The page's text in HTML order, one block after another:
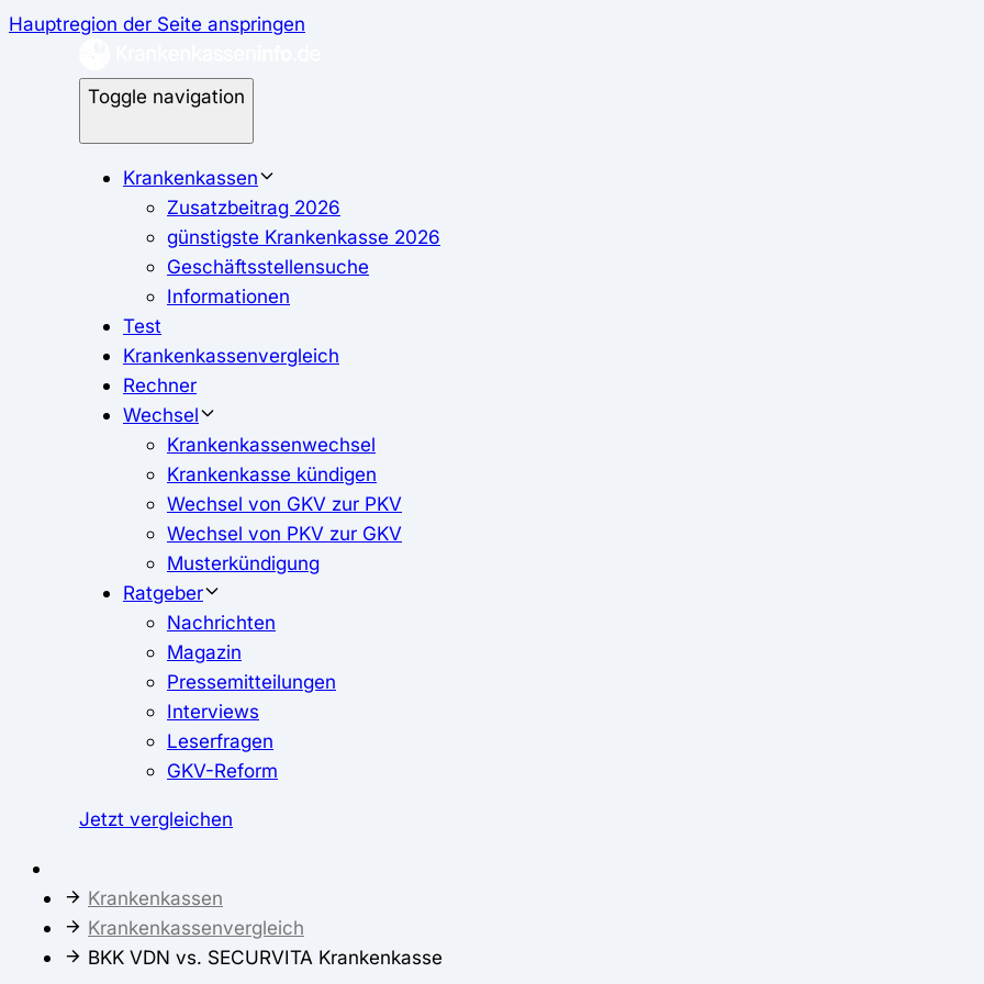
Hauptregion der Seite anspringen
Toggle navigation
Krankenkassen
Zusatzbeitrag 2026
günstigste Krankenkasse 2026
Geschäftsstellensuche
Informationen
Test
Krankenkassenvergleich
Rechner
Wechsel
Krankenkassenwechsel
Krankenkasse kündigen
Wechsel von GKV zur PKV
Wechsel von PKV zur GKV
Musterkündigung
Ratgeber
Nachrichten
Magazin
Pressemitteilungen
Interviews
Leserfragen
GKV-Reform
Jetzt vergleichen
Krankenkassen
Krankenkassenvergleich
BKK VDN vs. SECURVITA Krankenkasse